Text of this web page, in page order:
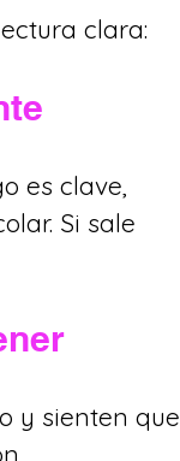
clara:
es clave,
Si sale
y sienten que